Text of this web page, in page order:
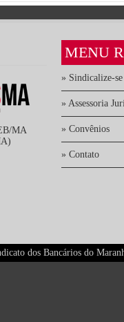
MA
MENU
» Sindicalize-se
» Assessoria
» Convênios
» Contato
dos Bancários do